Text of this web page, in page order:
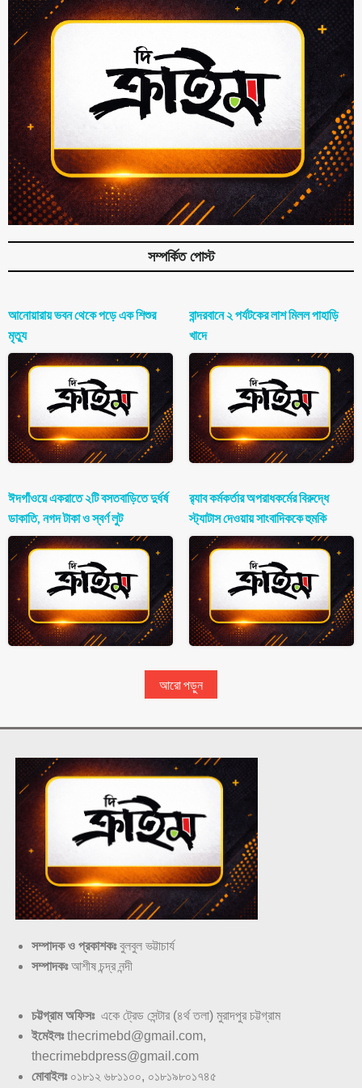
সম্পর্কিত পোস্ট
আনোয়ারায় ভবন থেকে পড়ে এক শিশুর
মৃত্যু
বান্দরবানে ২ পর্যটকের লাশ মিলল পাহাড়ি
খাদে
ঈদগাঁওয়ে একরাতে ২টি বসতবাড়িতে দুর্ধর্ষ
ডাকাতি, নগদ টাকা ও স্বর্ণ লুট
র‍্যাব কর্মকর্তার অপরাধকর্মের বিরুদ্ধে
স্ট্যাটাস দেওয়ায় সাংবাদিককে হুমকি
আরো পড়ুন
সম্পাদক ও প্রকাশকঃবুলবুল ভট্টাচার্য
সম্পাদকঃআশীষ চন্দ্র নন্দী
চট্টগ্রাম অফিসঃএকে ট্রেড সেন্টার (৪র্থ তলা) মুরাদপুর চট্টগ্রাম
ইমেইলঃthecrimebd@gmail.com,
thecrimebdpress@gmail.com
মোবাইলঃ০১৮১২ ৬৮১১০০, ০১৮১৯৮০১৭৪৫